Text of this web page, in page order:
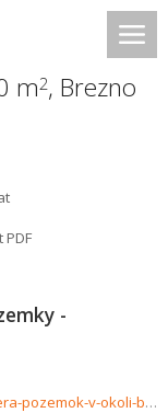
m2, Brezno
PDF
-
http://www.hdreality.sk/hladame-pre-developera-pozemok-v-okoli-brezna-948798